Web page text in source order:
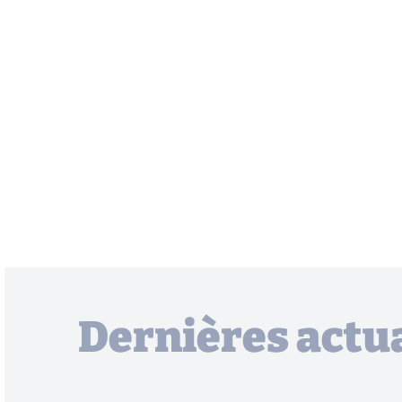
Dernières